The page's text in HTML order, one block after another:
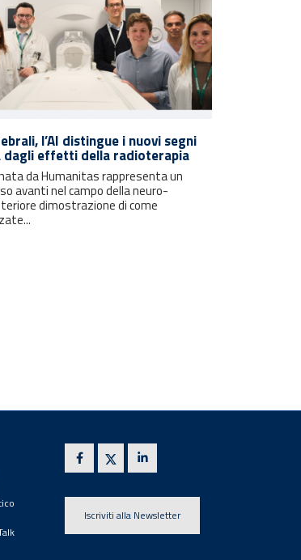
l’AI distingue i nuovi segni
dagli effetti della radioterapia
da Humanitas rappresenta un
avanti nel campo della neuro-
dimostrazione di come
Iscriviti alla Newsletter